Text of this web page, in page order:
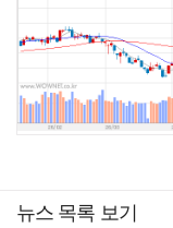
뉴스 목록 보기